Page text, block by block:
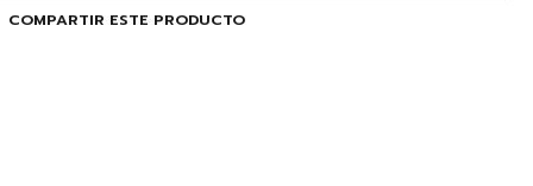
COMPARTIR ESTE PRODUCTO